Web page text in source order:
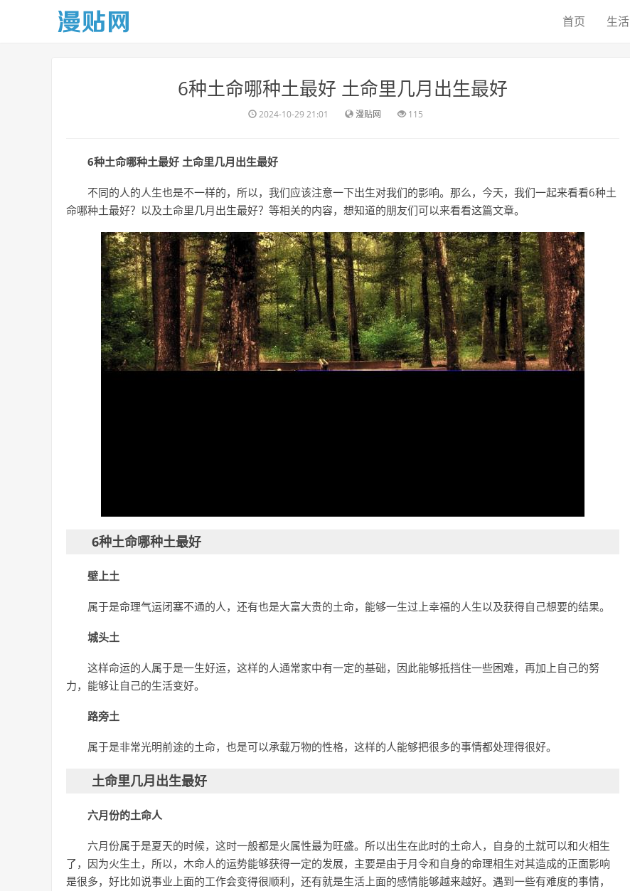
首页 生活
​6种土命哪种土最好 土命里几月出生最好
2024-10-29 21:01 漫贴网 115
6种土命哪种土最好 土命里几月出生最好
不同的人的人生也是不一样的，所以，我们应该注意一下出生对我们的影响。那么，今天，我们一起来看看6种土
命哪种土最好？以及土命里几月出生最好？等相关的内容，想知道的朋友们可以来看看这篇文章。
6种土命哪种土最好
壁上土
属于是命理气运闭塞不通的人，还有也是大富大贵的土命，能够一生过上幸福的人生以及获得自己想要的结果。
城头土
这样命运的人属于是一生好运，这样的人通常家中有一定的基础，因此能够抵挡住一些困难，再加上自己的努
力，能够让自己的生活变好。
路旁土
属于是非常光明前途的土命，也是可以承载万物的性格，这样的人能够把很多的事情都处理得很好。
土命里几月出生最好
六月份的土命人
六月份属于是夏天的时候，这时一般都是火属性最为旺盛。所以出生在此时的土命人，自身的土就可以和火相生
了，因为火生土，所以，木命人的运势能够获得一定的发展，主要是由于月令和自身的命理相生对其造成的正面影响
是很多，好比如说事业上面的工作会变得很顺利，还有就是生活上面的感情能够越来越好。遇到一些有难度的事情，